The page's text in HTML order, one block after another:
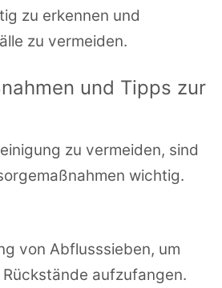
zu erkennen und
zu vermeiden.
und Tipps zur
zu vermeiden, sind
wichtig.
von Abflusssieben, um
aufzufangen.